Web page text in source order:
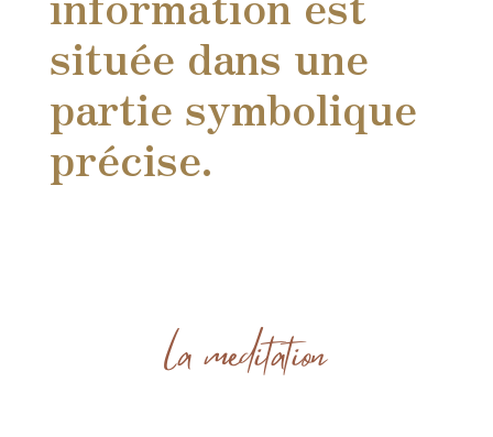
située dans une
partie symbolique
précise.
la méditation